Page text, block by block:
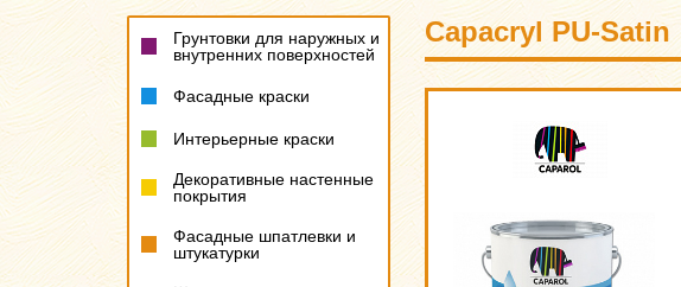
Грунтовки для наружных и
внутренних поверхностей
Фасадные краски
Интерьерные краски
Декоративные настенные
покрытия
Фасадные шпатлевки и
штукатурки
Capacryl PU-Satin